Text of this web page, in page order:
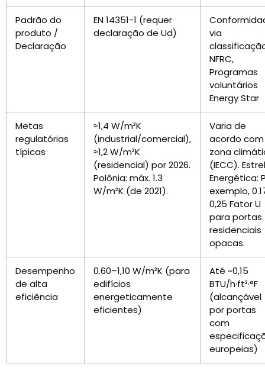
Padrão do
produto /
Declaração
EN 14351-1 (requer
declaração de Ud)
via
NFRC,
Programas
voluntários
Energy Star
Metas
regulatórias
típicas
≈1,4 W/m²K
(industrial/comercial),
≈1,2 W/m²K
(residencial) por 2026.
Polônia: máx. 1.3
W/m²K (de 2021).
Varia de
acordo
zona
(IECC).
Energética:
exemplo,
0,25 Fator U
para portas
residenciais
opacas.
Desempenho
de alta
eficiência
0.60–1,10 W/m²K (para
edifícios
energeticamente
eficientes)
Até ~0,15
BTU/h·ft²·°F
(alcançável
por portas
com
europeias)